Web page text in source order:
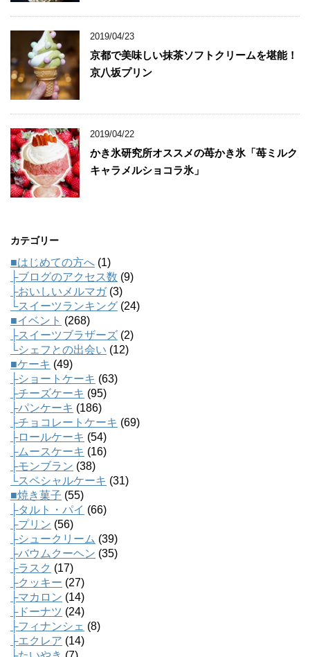
2019/04/23
京都で美味しい抹茶ソフトクリームを堪能！
京八坂プリン
2019/04/22
かき氷研究所オススメの苺かき氷「苺ミルク
キャラメルショコラ氷」
カテゴリー
■はじめての方へ (1)
├ブログのアクセス数 (9)
├おいしいメルマガ(3)
└スイーツランキング (24)
■イベント (268)
├スイーツブラザーズ (2)
└シェフとの出会い (12)
■ケーキ (49)
├ショートケーキ (63)
├チーズケーキ (95)
├パンケーキ (186)
├チョコレートケーキ (69)
├ロールケーキ (54)
├ムースケーキ (16)
├モンブラン (38)
└スペシャルケーキ (31)
■焼き菓子 (55)
├タルト・パイ (66)
├プリン (56)
├シュークリーム (39)
├バウムクーヘン (35)
├ラスク (17)
├クッキー (27)
├マカロン (14)
├ドーナツ (24)
├フィナンシェ (8)
├エクレア (14)